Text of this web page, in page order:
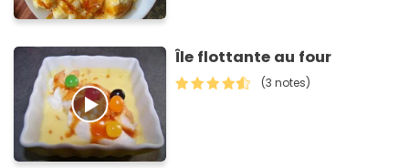
Île flottante au four
(3 notes)